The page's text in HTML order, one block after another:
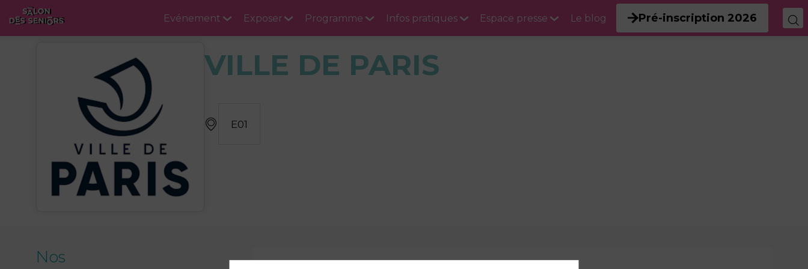
Evénement Exposer Programme Infos pratiques Espace presse Le blog Pré-inscription 2026
VILLE DE PARIS
E01
Nos